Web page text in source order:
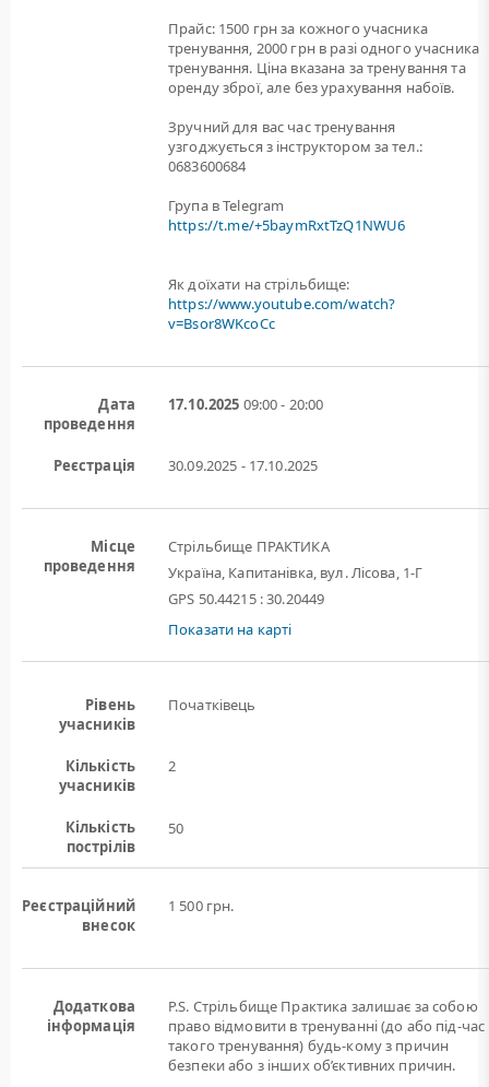
Прайс: 1500 грн за кожного учасника
тренування, 2000 грн в разі одного учасника
тренування. Ціна вказана за тренування та
оренду зброї, але без урахування набоїв.
Зручний для вас час тренування
узгоджується з інструктором за тел.:
0683600684
Група в Telegram
https://t.me/+5baymRxtTzQ1NWU6
Як доїхати на стрільбище:
https://www.youtube.com/watch?
v=Bsor8WKcoCc
Дата
проведення
17.10.2025 09:00 - 20:00
Реєстрація 30.09.2025 - 17.10.2025
Місце
проведення
Стрільбище ПРАКТИКА
Україна, Капитанівка, вул. Лісова, 1-Г
GPS 50.44215 : 30.20449
Показати на карті
Рівень
учасників
Початківець
Кількість
учасників
2
Кількість
пострілів
50
Реєстраційний
внесок
1 500 грн.
Додаткова
інформація
P.S. Стрільбище Практика залишає за собою
право відмовити в тренуванні (до або під-час
такого тренування) будь-кому з причин
безпеки або з інших об’єктивних причин.